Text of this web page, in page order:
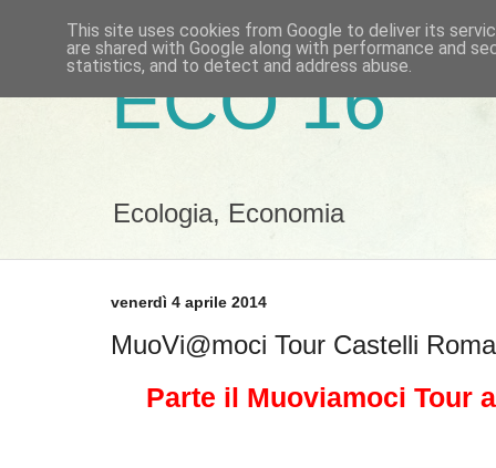
ECO 16
Ecologia, Economia
venerdì 4 aprile 2014
MuoVi@moci Tour Castelli
Parte il Muoviamoci Tour
This site uses cookies from Google to deliver its
are shared with Google along with performance and
statistics, and to detect and address abuse.